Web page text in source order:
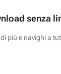
senza
più e navighi a